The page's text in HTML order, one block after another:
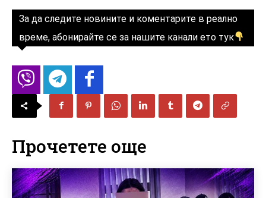
За да следите новините и коментарите в реално
време, абонирайте се за нашите канали ето тук
Прочетете още